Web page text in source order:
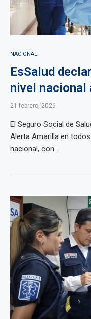
NACIONAL
EsSalud
nivel nacional
21 febrero, 2026
El Seguro Social de
Alerta Amarilla en
nacional, con ...